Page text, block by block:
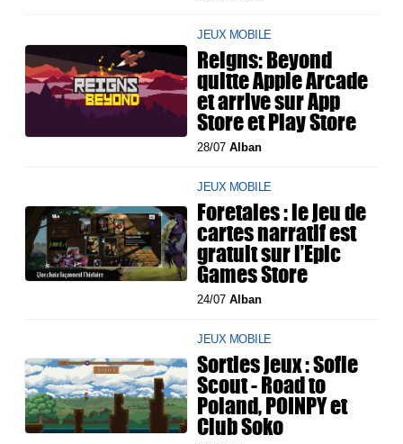
JEUX MOBILE
Reigns: Beyond
quitte Apple Arcade
et arrive sur App
Store et Play Store
28/07Alban
JEUX MOBILE
Foretales : le jeu de
cartes narratif est
gratuit sur l’Epic
Games Store
24/07Alban
JEUX MOBILE
Sorties jeux : Sofie
Scout - Road to
Poland, POINPY et
Club Soko